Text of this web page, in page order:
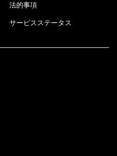
法的事項
サービスステータス